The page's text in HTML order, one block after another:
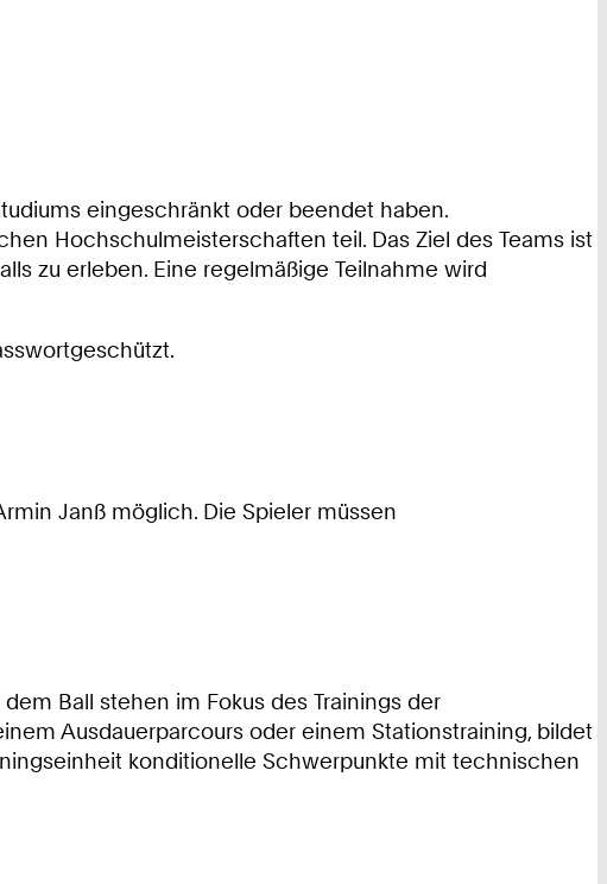
eingeschränkt oder beendet haben.
Hochschulmeisterschaften teil. Das Ziel des Teams ist
zu erleben. Eine regelmäßige Teilnahme wird
Janß möglich. Die Spieler müssen
Ball stehen im Fokus des Trainings der
Ausdauerparcours oder einem Stationstraining, bildet
konditionelle Schwerpunkte mit technischen